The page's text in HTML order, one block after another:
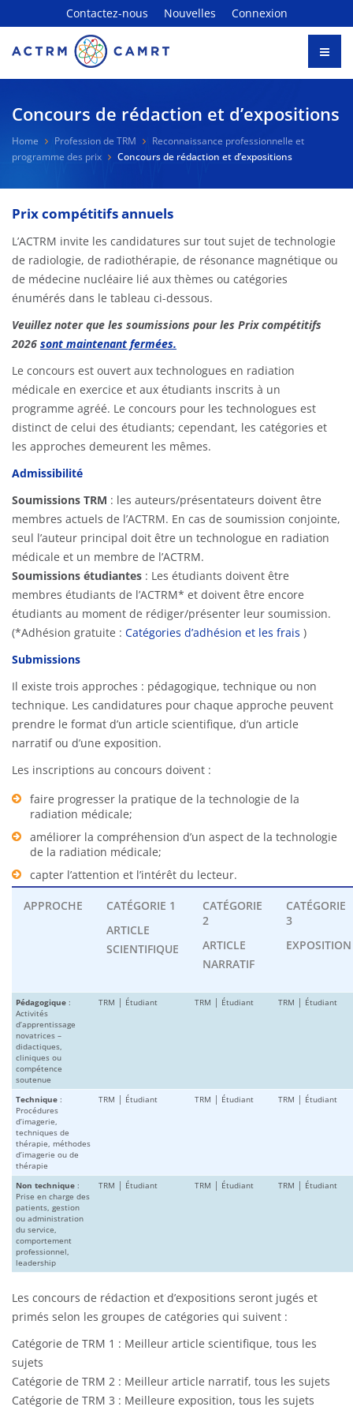
Contactez-nous Nouvelles Connexion
Concours de rédaction et d’expositions
Home Profession de TRM
Reconnaissance professionnelle et
programme des prix
Concours de rédaction et d’expositions
Prix compétitifs annuels
L’ACTRM invite les candidatures sur tout sujet de technologie
de radiologie, de radiothérapie, de résonance magnétique ou
de médecine nucléaire lié aux thèmes ou catégories
énumérés dans le tableau ci-dessous.
Veuillez noter que les soumissions pour les Prix compétitifs
2026 sont maintenant fermées.
Le concours est ouvert aux technologues en radiation
médicale en exercice et aux étudiants inscrits à un
programme agréé. Le concours pour les technologues est
distinct de celui des étudiants; cependant, les catégories et
les approches demeurent les mêmes.
Admissibilité
Soumissions TRM : les auteurs/présentateurs doivent être
membres actuels de l’ACTRM. En cas de soumission conjointe,
seul l’auteur principal doit être un technologue en radiation
médicale et un membre de l’ACTRM.
Soumissions étudiantes : Les étudiants doivent être
membres étudiants de l’ACTRM* et doivent être encore
étudiants au moment de rédiger/présenter leur soumission.
(*Adhésion gratuite : Catégories d’adhésion et les frais )
Submissions
Il existe trois approches : pédagogique, technique ou non
technique. Les candidatures pour chaque approche peuvent
prendre le format d’un article scientifique, d’un article
narratif ou d’une exposition.
Les inscriptions au concours doivent :
faire progresser la pratique de la technologie de la
radiation médicale;
améliorer la compréhension d’un aspect de la technologie
de la radiation médicale;
capter l’attention et l’intérêt du lecteur.
APPROCHE
CATÉGORIE 1
ARTICLE
SCIENTIFIQUE
CATÉGORIE
2
ARTICLE
NARRATIF
CATÉGORIE
3
EXPOSITION
Pédagogique :
Activités
d’apprentissage
novatrices –
didactiques,
cliniques ou
compétence
soutenue
TRM │ Étudiant TRM │ Étudiant TRM │ Étudiant
Technique :
Procédures
d’imagerie,
techniques de
thérapie, méthodes
d’imagerie ou de
thérapie
TRM │ Étudiant TRM │ Étudiant TRM │ Étudiant
Non technique :
Prise en charge des
patients, gestion
ou administration
du service,
comportement
professionnel,
leadership
TRM │ Étudiant TRM │ Étudiant TRM │ Étudiant
Les concours de rédaction et d’expositions seront jugés et
primés selon les groupes de catégories qui suivent :
Catégorie de TRM 1 : Meilleur article scientifique, tous les
sujets
Catégorie de TRM 2 : Meilleur article narratif, tous les sujets
Catégorie de TRM 3 : Meilleure exposition, tous les sujets